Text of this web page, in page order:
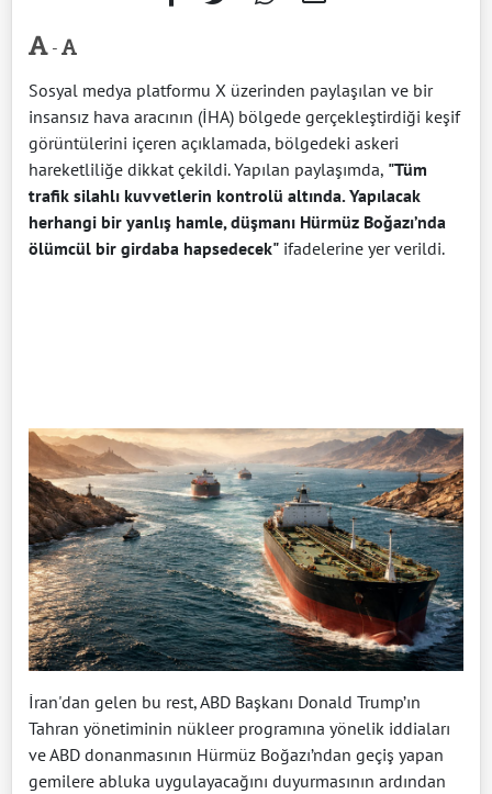
-
Sosyal medya platformu X üzerinden paylaşılan ve bir
insansız hava aracının (İHA) bölgede gerçekleştirdiği keşif
görüntülerini içeren açıklamada, bölgedeki askeri
hareketliliğe dikkat çekildi. Yapılan paylaşımda, "Tüm
trafik silahlı kuvvetlerin kontrolü altında. Yapılacak
herhangi bir yanlış hamle, düşmanı Hürmüz Boğazı’nda
ölümcül bir girdaba hapsedecek" ifadelerine yer verildi.
İran'dan gelen bu rest, ABD Başkanı Donald Trump’ın
Tahran yönetiminin nükleer programına yönelik iddiaları
ve ABD donanmasının Hürmüz Boğazı’ndan geçiş yapan
gemilere abluka uygulayacağını duyurmasının ardından